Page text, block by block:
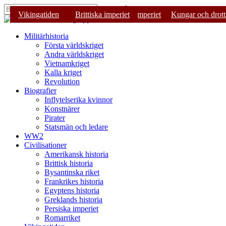
Skip
to
content
Tryck på Enter för att söka eller ESC
Stäng
Menu
Militärhistoria
Första världskriget
Andra världskriget
Vietnamkriget
Kalla kriget
Revolution
Biografier
Inflytelserika kvinnor
Konstnärer
Pirater
Statsmän och ledare
WW2
Civilisationer
Amerikansk historia
Brittisk historia
Bysantinska riket
Frankrikes historia
Egyptens historia
Greklands historia
Persiska imperiet
Romarriket
Sveriges historia Inflytelserika kvinnor Kungar och
Kolonialkrigen i Asien Brittiska imperiet
Vikingatiden Brittiska imperiet